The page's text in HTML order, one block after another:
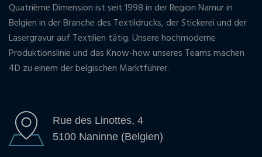
Quatrième Dimension ist seit 1998 in der Region Namur in
Belgien in der Branche des Textildrucks, der Stickerei und der
Lasergravur auf Textilien tätig. Unsere hochmoderne
Produktionslinie und das Know-how unseres Teams machen
4D zu einem der belgischen Marktführer.
Rue des Linottes, 4
5100 Naninne (Belgien)